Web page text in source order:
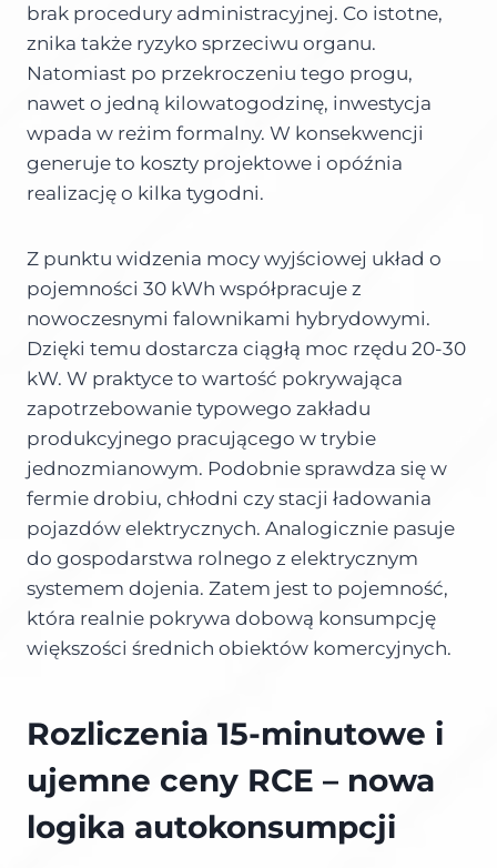
brak procedury administracyjnej. Co istotne,
znika także ryzyko sprzeciwu organu.
Natomiast po przekroczeniu tego progu,
nawet o jedną kilowatogodzinę, inwestycja
wpada w reżim formalny. W konsekwencji
generuje to koszty projektowe i opóźnia
realizację o kilka tygodni.
Z punktu widzenia mocy wyjściowej układ o
pojemności 30 kWh współpracuje z
nowoczesnymi falownikami hybrydowymi.
Dzięki temu dostarcza ciągłą moc rzędu 20-30
kW. W praktyce to wartość pokrywająca
zapotrzebowanie typowego zakładu
produkcyjnego pracującego w trybie
jednozmianowym. Podobnie sprawdza się w
fermie drobiu, chłodni czy stacji ładowania
pojazdów elektrycznych. Analogicznie pasuje
do gospodarstwa rolnego z elektrycznym
systemem dojenia. Zatem jest to pojemność,
która realnie pokrywa dobową konsumpcję
większości średnich obiektów komercyjnych.
Rozliczenia 15-minutowe i
ujemne ceny RCE – nowa
logika autokonsumpcji